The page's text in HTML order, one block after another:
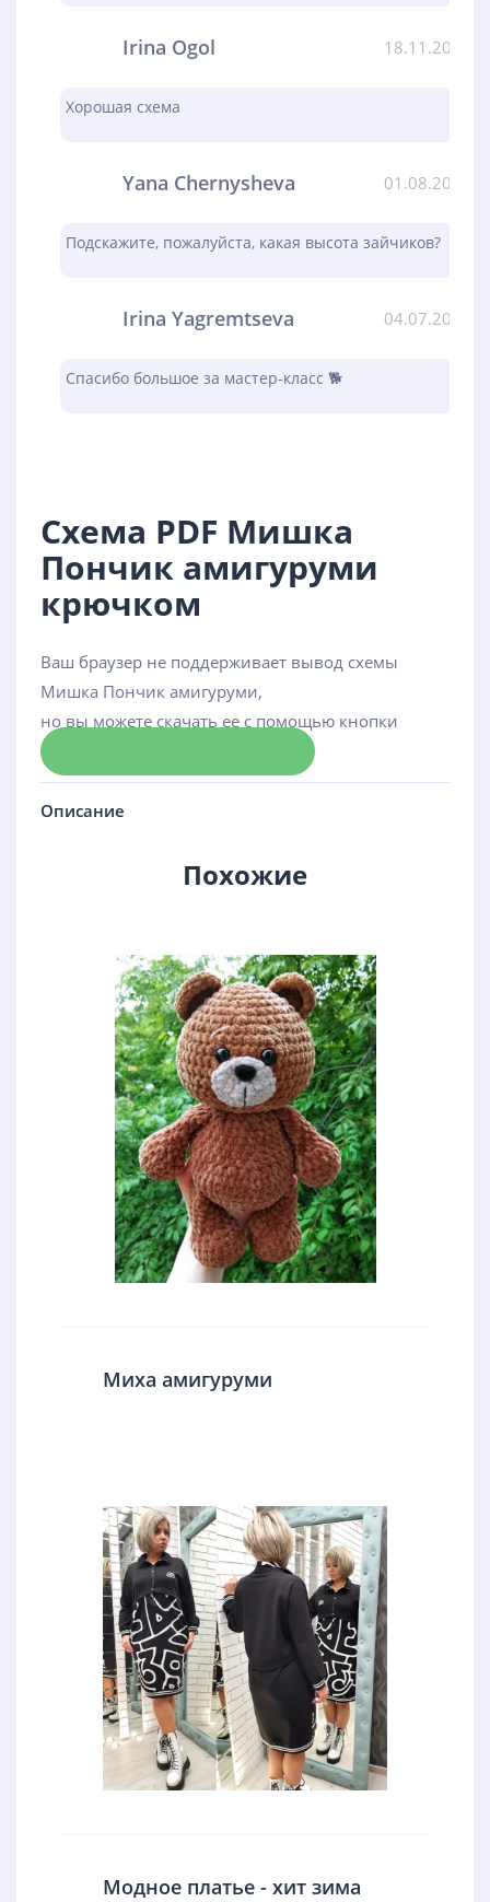
Irina Ogol 18.11.2023
Хорошая схема
Yana Chernysheva 01.08.2023
Подскажите, пожалуйста, какая высота зайчиков?
Irina Yagremtseva 04.07.2023
Спасибо большое за мастер-класс 🐕
Схема PDF Мишка
Пончик амигуруми
крючком
Ваш браузер не поддерживает вывод схемы
Мишка Пончик амигуруми,
но вы можете скачать ее с помощью кнопки
Описание
Похожие
Миха амигуруми
Модное платье - хит зима